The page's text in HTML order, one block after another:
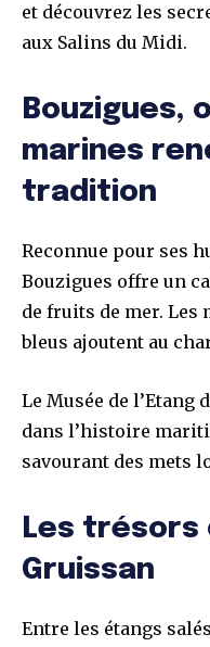
et découvrez les
aux Salins du Midi.
Bouzigues,
marines
tradition
Reconnue pour ses
Bouzigues offre un
de fruits de mer. Les
bleus ajoutent au
Le Musée de l’Etang
dans l’histoire
savourant des mets
Les trésors
Gruissan
Entre les étangs